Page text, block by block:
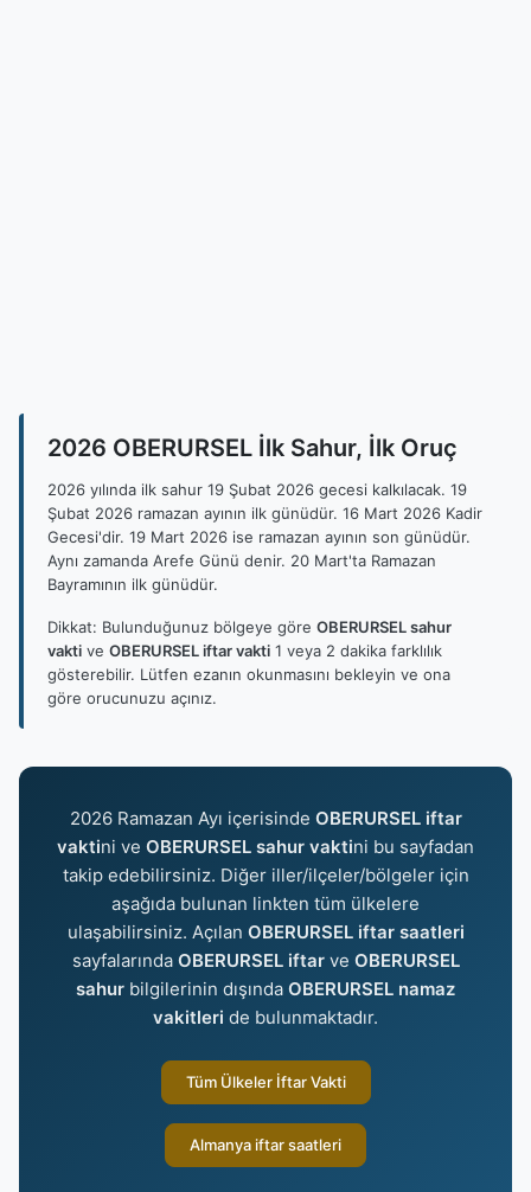
2026 OBERURSEL İlk Sahur, İlk Oruç
2026 yılında ilk sahur 19 Şubat 2026 gecesi kalkılacak. 19
Şubat 2026 ramazan ayının ilk günüdür. 16 Mart 2026 Kadir
Gecesi'dir. 19 Mart 2026 ise ramazan ayının son günüdür.
Aynı zamanda Arefe Günü denir. 20 Mart'ta Ramazan
Bayramının ilk günüdür.
Dikkat: Bulunduğunuz bölgeye göre OBERURSEL sahur
vakti ve OBERURSEL iftar vakti 1 veya 2 dakika farklılık
gösterebilir. Lütfen ezanın okunmasını bekleyin ve ona
göre orucunuzu açınız.
2026 Ramazan Ayı içerisinde OBERURSEL iftar
vaktini ve OBERURSEL sahur vaktini bu sayfadan
takip edebilirsiniz. Diğer iller/ilçeler/bölgeler için
aşağıda bulunan linkten tüm ülkelere
ulaşabilirsiniz. Açılan OBERURSEL iftar saatleri
sayfalarında OBERURSEL iftarve OBERURSEL
sahur bilgilerinin dışında OBERURSEL namaz
vakitleri de bulunmaktadır.
Tüm Ülkeler İftar Vakti
Almanya iftar saatleri